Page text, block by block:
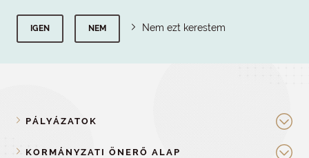
IGEN NEM Nem ezt kerestem
PÁLYÁZATOK
KORMÁNYZATI ÖNERŐ ALAP